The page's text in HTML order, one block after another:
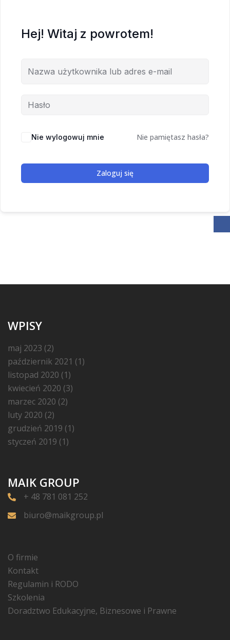
Hej! Witaj z powrotem!
Nie wylogowuj mnie Nie pamiętasz hasła?
Zaloguj się
WPISY
maj 2023 (2)
październik 2021 (1)
listopad 2020 (1)
kwiecień 2020 (3)
marzec 2020 (2)
luty 2020 (2)
grudzień 2019 (1)
styczeń 2019 (1)
MAIK GROUP
+ 48 781 081 252
biuro@maikgroup.pl
O firmie
Kontakt
Regulamin i RODO
Szkolenia
Doradztwo Edukacyjne, Biznesowe i Prawne